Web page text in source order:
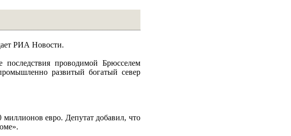
РИА Новости.
проводимой Брюсселем
развитый богатый север
евро. Депутат добавил, что